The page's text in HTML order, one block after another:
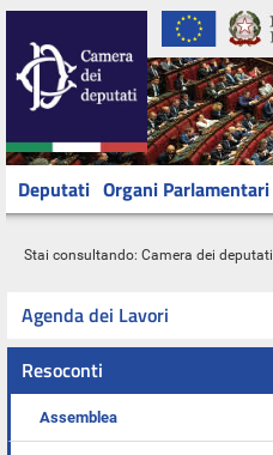
Deputati Organi Parlamentari
Stai consultando: Camera dei deputati
Agenda dei Lavori
Resoconti
Assemblea